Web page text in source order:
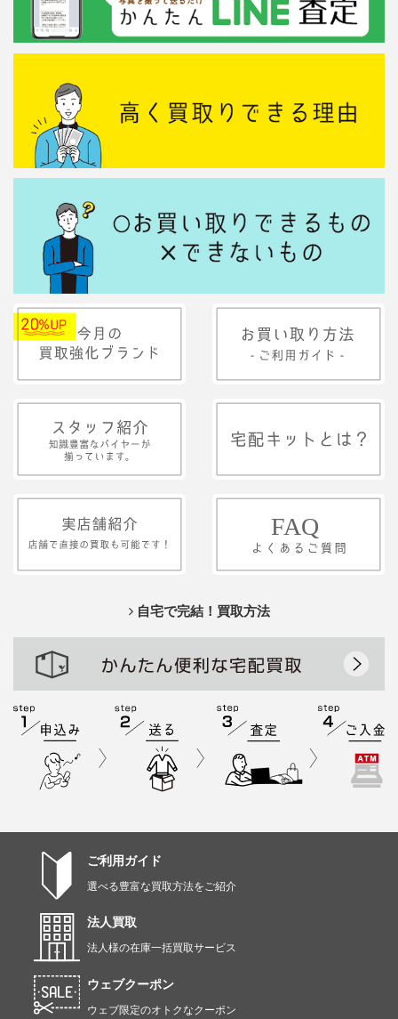
自宅で完結！買取方法
ご利用ガイド
選べる豊富な買取方法をご紹介
法人買取
法人様の在庫一括買取サービス
ウェブクーポン
ウェブ限定のオトクなクーポン